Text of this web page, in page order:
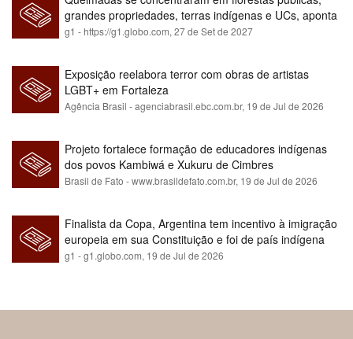
grandes propriedades, terras indígenas e UCs, aponta
relatório
g1 - https://g1.globo.com, 27 de Set de 2027
Exposição reelabora terror com obras de artistas
LGBT+ em Fortaleza
Agência Brasil - agenciabrasil.ebc.com.br, 19 de Jul de 2026
Projeto fortalece formação de educadores indígenas
dos povos Kambiwá e Xukuru de Cimbres
Brasil de Fato - www.brasildefato.com.br, 19 de Jul de 2026
Finalista da Copa, Argentina tem incentivo à imigração
europeia em sua Constituição e foi de país indígena
para maioria branca
g1 - g1.globo.com, 19 de Jul de 2026